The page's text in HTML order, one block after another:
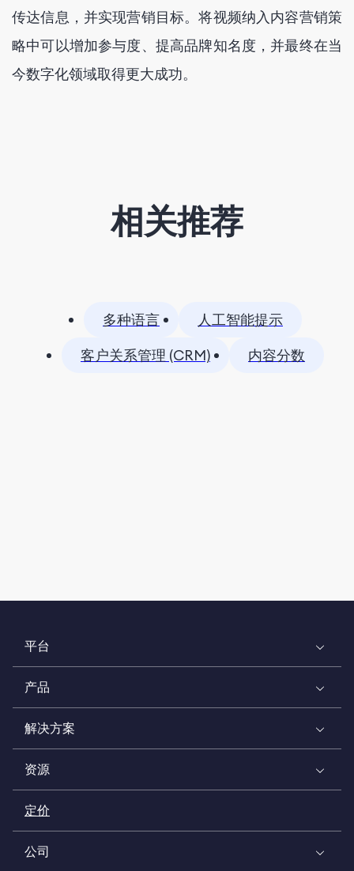
传达信息，并实现营销目标。将视频纳入内容营销策
略中可以增加参与度、提高品牌知名度，并最终在当
今数字化领域取得更大成功。
相关推荐
多种语言
人工智能提示
客户关系管理 (CRM)
内容分数
平台
产品
解决方案
资源
定价
公司